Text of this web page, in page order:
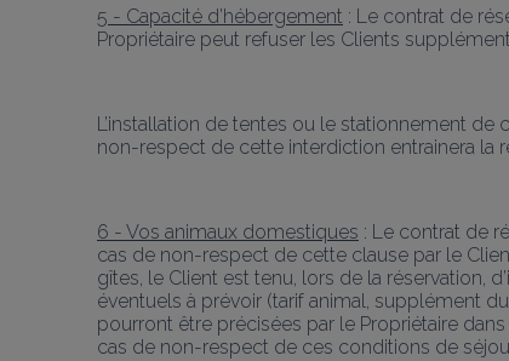
5 - Capacité d’hébergement : Le contrat de
Propriétaire peut refuser les Clients
L’installation de tentes ou le stationnement
non-respect de cette interdiction entrainera la
6 - Vos animaux domestiques : Le contrat de
cas de non-respect de cette clause par le
gîtes, le Client est tenu, lors de la réservation,
éventuels à prévoir (tarif animal, supplément
pourront être précisées par le Propriétaire
cas de non-respect de ces conditions de